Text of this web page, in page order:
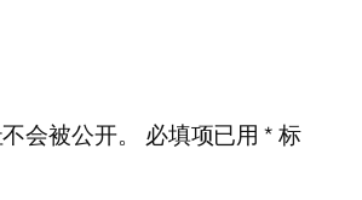
会被公开。
必填项已用*标